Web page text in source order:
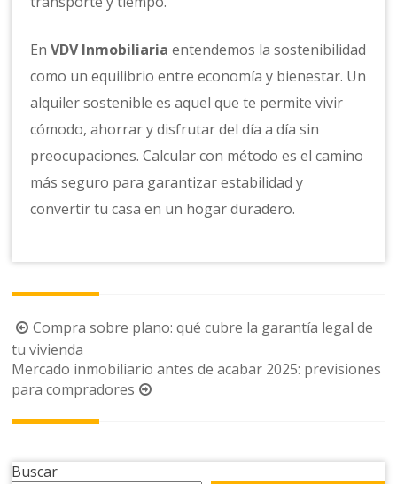
EnVDV Inmobiliaria entendemos la sostenibilidad
como un equilibrio entre economía y bienestar. Un
alquiler sostenible es aquel que te permite vivir
cómodo, ahorrar y disfrutar del día a día sin
preocupaciones. Calcular con método es el camino
más seguro para garantizar estabilidad y
convertir tu casa en un hogar duradero.
Navegación
de
la
entrada
Compra sobre plano: qué cubre la garantía legal de
tu vivienda
Mercado inmobiliario antes de acabar 2025: previsiones
para compradores
Buscar